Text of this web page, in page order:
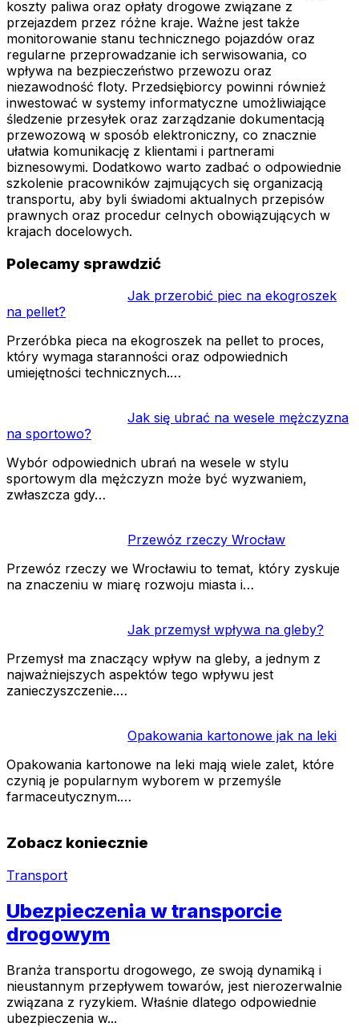
koszty paliwa oraz opłaty drogowe związane z
przejazdem przez różne kraje. Ważne jest także
monitorowanie stanu technicznego pojazdów oraz
regularne przeprowadzanie ich serwisowania, co
wpływa na bezpieczeństwo przewozu oraz
niezawodność floty. Przedsiębiorcy powinni również
inwestować w systemy informatyczne umożliwiające
śledzenie przesyłek oraz zarządzanie dokumentacją
przewozową w sposób elektroniczny, co znacznie
ułatwia komunikację z klientami i partnerami
biznesowymi. Dodatkowo warto zadbać o odpowiednie
szkolenie pracowników zajmujących się organizacją
transportu, aby byli świadomi aktualnych przepisów
prawnych oraz procedur celnych obowiązujących w
krajach docelowych.
Polecamy sprawdzić
Jak przerobić piec na ekogroszek
na pellet?
Przeróbka pieca na ekogroszek na pellet to proces,
który wymaga staranności oraz odpowiednich
umiejętności technicznych.…
Jak się ubrać na wesele mężczyzna
na sportowo?
Wybór odpowiednich ubrań na wesele w stylu
sportowym dla mężczyzn może być wyzwaniem,
zwłaszcza gdy…
Przewóz rzeczy Wrocław
Przewóz rzeczy we Wrocławiu to temat, który zyskuje
na znaczeniu w miarę rozwoju miasta i…
Jak przemysł wpływa na gleby?
Przemysł ma znaczący wpływ na gleby, a jednym z
najważniejszych aspektów tego wpływu jest
zanieczyszczenie.…
Opakowania kartonowe jak na leki
Opakowania kartonowe na leki mają wiele zalet, które
czynią je popularnym wyborem w przemyśle
farmaceutycznym.…
Zobacz koniecznie
Transport
Ubezpieczenia w transporcie
drogowym
Branża transportu drogowego, ze swoją dynamiką i
nieustannym przepływem towarów, jest nierozerwalnie
związana z ryzykiem. Właśnie dlatego odpowiednie
ubezpieczenia w...